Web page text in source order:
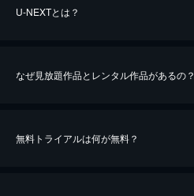
U-NEXTとは？
なぜ見放題作品とレンタル作品があるの？
無料トライアルは何が無料？